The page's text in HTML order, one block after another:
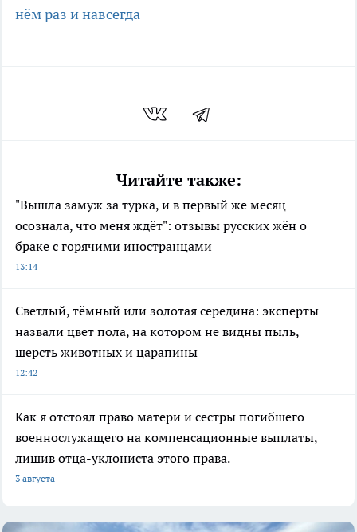
нём раз и навсегда
Читайте также:
"Вышла замуж за турка, и в первый же месяц
осознала, что меня ждёт": отзывы русских жён о
браке с горячими иностранцами
13:14
Светлый, тёмный или золотая середина: эксперты
назвали цвет пола, на котором не видны пыль,
шерсть животных и царапины
12:42
Как я отстоял право матери и сестры погибшего
военнослужащего на компенсационные выплаты,
лишив отца-уклониста этого права.
3 августа